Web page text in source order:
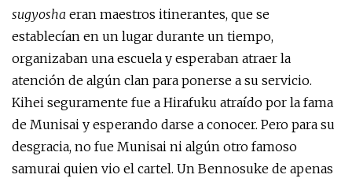
sugyosha eran maestros itinerantes, que se
establecían en un lugar durante un tiempo,
organizaban una escuela y esperaban atraer la
atención de algún clan para ponerse a su servicio.
Kihei seguramente fue a Hirafuku atraído por la fama
de Munisai y esperando darse a conocer. Pero para su
desgracia, no fue Munisai ni algún otro famoso
samurai quien vio el cartel. Un Bennosuke de apenas